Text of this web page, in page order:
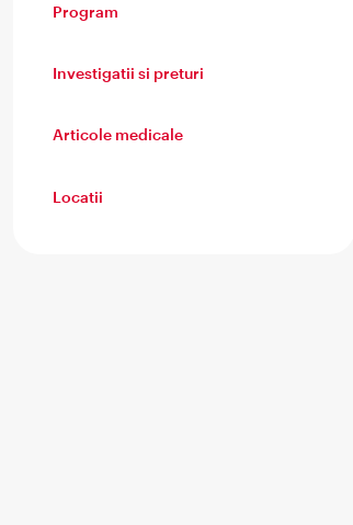
Program
Investigatii si preturi
Articole medicale
Locatii